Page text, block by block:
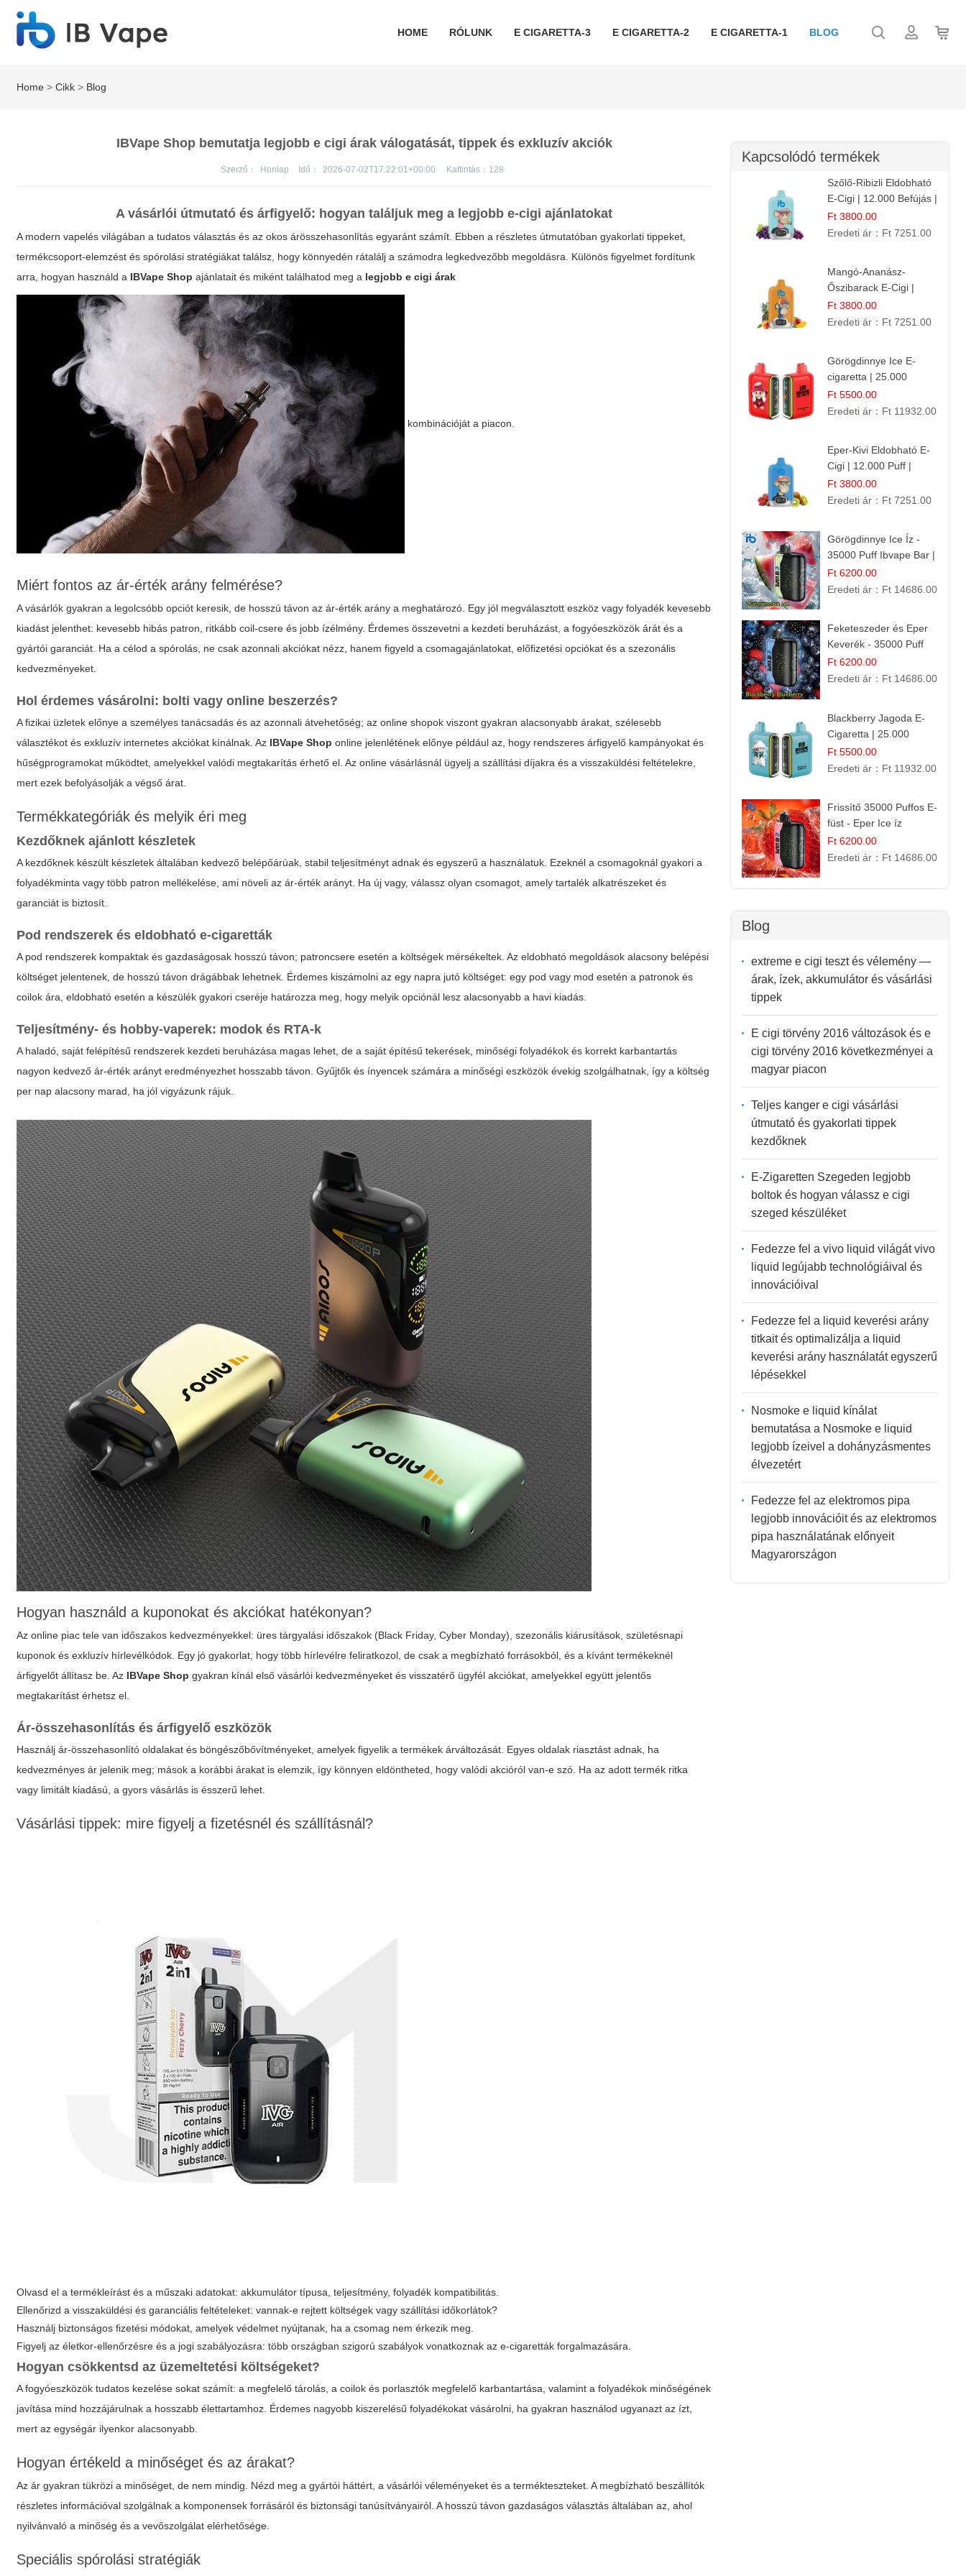
HOME RÓLUNK E CIGARETTA-3 E CIGARETTA-2 E CIGARETTA-1 BLOG
Home >Cikk > Blog
IBVape Shop bemutatja legjobb e cigi árak válogatását, tippek és exkluzív akciók
Szerző： Honlap Idő： 2026-07-02T17:22:01+00:00 Kattintás： 128
A vásárlói útmutató és árfigyelő: hogyan találjuk meg a legjobb e-cigi ajánlatokat
A modern vapelés világában a tudatos választás és az okos árösszehasonlítás egyaránt számít. Ebben a részletes útmutatóban gyakorlati tippeket,
termékcsoport-elemzést és spórolási stratégiákat találsz, hogy könnyedén rátalálj a számodra legkedvezőbb megoldásra. Különös figyelmet fordítunk
arra, hogyan használd a IBVape Shop ajánlatait és miként találhatod meg a legjobb e cigi árak
kombinációját a piacon.
Miért fontos az ár-érték arány felmérése?
A vásárlók gyakran a legolcsóbb opciót keresik, de hosszú távon az ár-érték arány a meghatározó. Egy jól megválasztott eszköz vagy folyadék kevesebb
kiadást jelenthet: kevesebb hibás patron, ritkább coil-csere és jobb ízélmény. Érdemes összevetni a kezdeti beruházást, a fogyóeszközök árát és a
gyártói garanciát. Ha a célod a spórolás, ne csak azonnali akciókat nézz, hanem figyeld a csomagajánlatokat, előfizetési opciókat és a szezonális
kedvezményeket.
Hol érdemes vásárolni: bolti vagy online beszerzés?
A fizikai üzletek előnye a személyes tanácsadás és az azonnali átvehetőség; az online shopok viszont gyakran alacsonyabb árakat, szélesebb
választékot és exkluzív internetes akciókat kínálnak. Az IBVape Shop online jelenlétének előnye például az, hogy rendszeres árfigyelő kampányokat és
hűségprogramokat működtet, amelyekkel valódi megtakarítás érhető el. Az online vásárlásnál ügyelj a szállítási díjakra és a visszaküldési feltételekre,
mert ezek befolyásolják a végső árat.
Termékkategóriák és melyik éri meg
Kezdőknek ajánlott készletek
A kezdőknek készült készletek általában kedvező belépőárúak, stabil teljesítményt adnak és egyszerű a használatuk. Ezeknél a csomagoknál gyakori a
folyadékminta vagy több patron mellékelése, ami növeli az ár-érték arányt. Ha új vagy, válassz olyan csomagot, amely tartalék alkatrészeket és
garanciát is biztosít.
Pod rendszerek és eldobható e-cigaretták
A pod rendszerek kompaktak és gazdaságosak hosszú távon; patroncsere esetén a költségek mérsékeltek. Az eldobható megoldások alacsony belépési
költséget jelentenek, de hosszú távon drágábbak lehetnek. Érdemes kiszámolni az egy napra jutó költséget: egy pod vagy mod esetén a patronok és
coilok ára, eldobható esetén a készülék gyakori cseréje határozza meg, hogy melyik opciónál lesz alacsonyabb a havi kiadás.
Teljesítmény- és hobby-vaperek: modok és RTA-k
A haladó, saját felépítésű rendszerek kezdeti beruházása magas lehet, de a saját építésű tekerések, minőségi folyadékok és korrekt karbantartás
nagyon kedvező ár-érték arányt eredményezhet hosszabb távon. Gyűjtők és ínyencek számára a minőségi eszközök évekig szolgálhatnak, így a költség
per nap alacsony marad, ha jól vigyázunk rájuk.
Hogyan használd a kuponokat és akciókat hatékonyan?
Az online piac tele van időszakos kedvezményekkel: üres tárgyalási időszakok (Black Friday, Cyber Monday), szezonális kiárusítások, születésnapi
kuponok és exkluzív hírlevélkódok. Egy jó gyakorlat, hogy több hírlevélre feliratkozol, de csak a megbízható forrásokból, és a kívánt termékeknél
árfigyelőt állítasz be. Az IBVape Shop gyakran kínál első vásárlói kedvezményeket és visszatérő ügyfél akciókat, amelyekkel együtt jelentős
megtakarítást érhetsz el.
Ár-összehasonlítás és árfigyelő eszközök
Használj ár-összehasonlító oldalakat és böngészőbővítményeket, amelyek figyelik a termékek árváltozását. Egyes oldalak riasztást adnak, ha
kedvezményes ár jelenik meg; mások a korábbi árakat is elemzik, így könnyen eldöntheted, hogy valódi akcióról van-e szó. Ha az adott termék ritka
vagy limitált kiadású, a gyors vásárlás is ésszerű lehet.
Vásárlási tippek: mire figyelj a fizetésnél és szállításnál?
Olvasd el a termékleírást és a műszaki adatokat: akkumulátor típusa, teljesítmény, folyadék kompatibilitás.
Ellenőrizd a visszaküldési és garanciális feltételeket: vannak-e rejtett költségek vagy szállítási időkorlátok?
Használj biztonságos fizetési módokat, amelyek védelmet nyújtanak, ha a csomag nem érkezik meg.
Figyelj az életkor-ellenőrzésre és a jogi szabályozásra: több országban szigorú szabályok vonatkoznak az e-cigaretták forgalmazására.
Hogyan csökkentsd az üzemeltetési költségeket?
A fogyóeszközök tudatos kezelése sokat számít: a megfelelő tárolás, a coilok és porlasztók megfelelő karbantartása, valamint a folyadékok minőségének
javítása mind hozzájárulnak a hosszabb élettartamhoz. Érdemes nagyobb kiszerelésű folyadékokat vásárolni, ha gyakran használod ugyanazt az ízt,
mert az egységár ilyenkor alacsonyabb.
Hogyan értékeld a minőséget és az árakat?
Az ár gyakran tükrözi a minőséget, de nem mindig. Nézd meg a gyártói háttért, a vásárlói véleményeket és a termékteszteket. A megbízható beszállítók
részletes információval szolgálnak a komponensek forrásáról és biztonsági tanúsítványairól. A hosszú távon gazdaságos választás általában az, ahol
nyilvánvaló a minőség és a vevőszolgálat elérhetősége.
Speciális spórolási stratégiák
Kapcsolódó termékek
Szőlő-Ribizli Eldobható
E-Cigi | 12.000 Befújás |
Friss Gyümölcs Íz
Ft 3800.00
Eredeti ár： Ft 7251.00
Mangó-Ananász-
Őszibarack E-Cigi |
12.000 Befújás |
Tropikus Gyümölcs Íz
Ft 3800.00
Eredeti ár： Ft 7251.00
Görögdinnye Ice E-
cigaretta | 25.000
Befújás | Premium E-
Liquid
Ft 5500.00
Eredeti ár： Ft 11932.00
Eper-Kivi Eldobható E-
Cigi | 12.000 Puff |
Édes-Gyümölcs Íz
Ft 3800.00
Eredeti ár： Ft 7251.00
Görögdinnye Ice Íz -
35000 Puff Ibvape Bar |
Frissítő Mentolos
Élmény!
Ft 6200.00
Eredeti ár： Ft 14686.00
Feketeszeder és Eper
Keverék - 35000 Puff
Eldobható Vape | Ízletes
Gyümölcsökombináció!
Ft 6200.00
Eredeti ár： Ft 14686.00
Blackberry Jagoda E-
Cigaretta | 25.000
Szívás | Ízesített E-
Liquid
Ft 5500.00
Eredeti ár： Ft 11932.00
Frissítő 35000 Puffos E-
füst - Eper Ice íz
Ft 6200.00
Eredeti ár： Ft 14686.00
Blog
extreme e cigi teszt és vélemény —
árak, ízek, akkumulátor és vásárlási
tippek
E cigi törvény 2016 változások és e
cigi törvény 2016 következményei a
magyar piacon
Teljes kanger e cigi vásárlási
útmutató és gyakorlati tippek
kezdőknek
E-Zigaretten Szegeden legjobb
boltok és hogyan válassz e cigi
szeged készüléket
Fedezze fel a vivo liquid világát vivo
liquid legújabb technológiáival és
innovációival
Fedezze fel a liquid keverési arány
titkait és optimalizálja a liquid
keverési arány használatát egyszerű
lépésekkel
Nosmoke e liquid kínálat
bemutatása a Nosmoke e liquid
legjobb ízeivel a dohányzásmentes
élvezetért
Fedezze fel az elektromos pipa
legjobb innovációit és az elektromos
pipa használatának előnyeit
Magyarországon